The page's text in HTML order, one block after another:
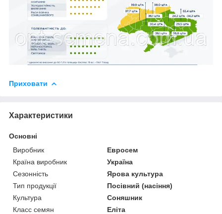
Приховати
Характеристики
Основні
Виробник
Евросем
Країна виробник
Україна
Сезонність
Ярова культура
Тип продукції
Посівний (насіння)
Культура
Соняшник
Класс семян
Еліта